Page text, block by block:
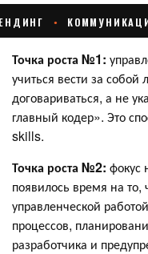
Точка роста №1:
учиться вести за
договариваться, а не
главный кодер». Это
skills.
Точка роста №2: фокус
появилось время на
управленческой
процессов,
разработчика и